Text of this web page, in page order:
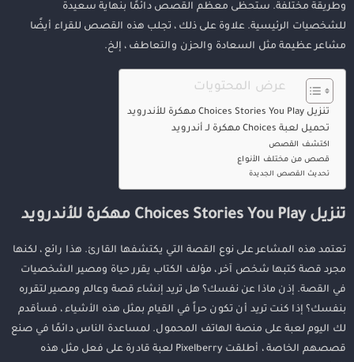
وطريقة مختلفة. ستحظى معظم القصص دائمًا بنهاية سعيدة
للشخصيات الرئيسية. علاوة على ذلك ، تجلب هذه القصص للقراء أيضًا
مشاعر عظيمة مثل السعادة والحزن والتعاطف ، إلخ.
عرض المحتويات
تنزيل Choices Stories You Play مهكرة للأندرويد
تحميل لعبة Choices مهكرة لـ أندرويد
اكتشف القصص
قصص من مختلف الأنواع
تحديث القصص الجديدة
تنزيل Choices Stories You Play مهكرة للأندرويد
تعتمد هذه المشاعر على نوع القصة التي يكتشفها القارئ. هذا رائع ، لكنها
مجرد قصة كتبها شخص آخر ، مؤلف الكتاب يقرر حياة ومصير الشخصيات
في القصة. إذن ماذا عن نفسك؟ هل تريد إنشاء قصة وعالم ومصير لتقرره
بنفسك؟ إذا كنت تريد أن تكون حراً في القيام بمثل هذه الأشياء ، فسأقدم
لك اليوم لعبة على منصة الهاتف المحمول. لمساعدة الناس دائمًا في صنع
قصصهم الخاصة ، أطلقت Pixelberry لعبة قادرة على فعل مثل هذه